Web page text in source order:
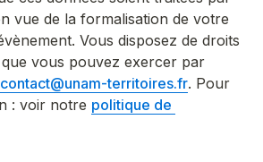
vue de la formalisation de votre
Vous disposez de droits
vous pouvez exercer par
contact@unam-territoires.fr. Pour
: voir notre politique de